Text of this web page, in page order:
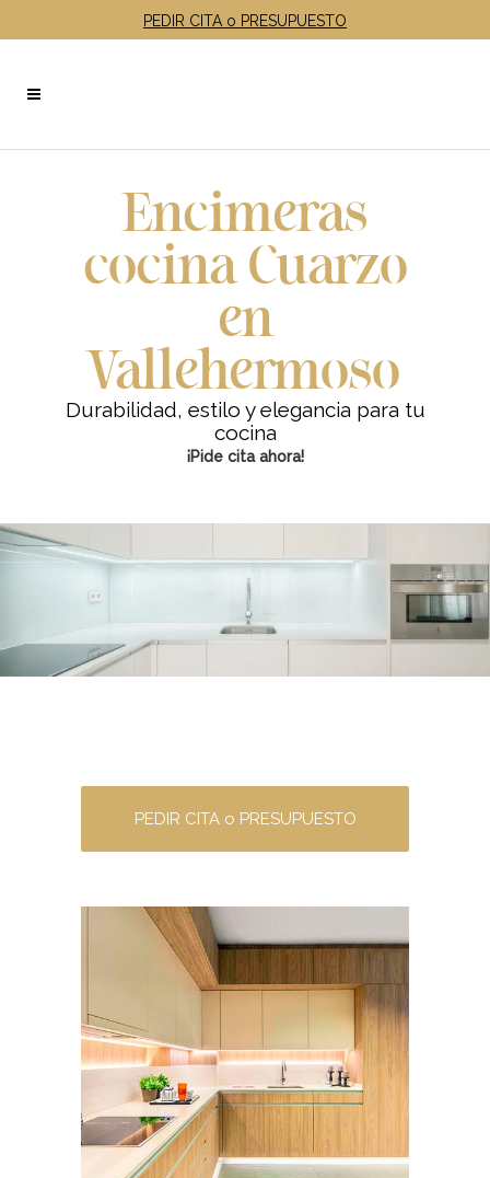
PEDIR CITA o PRESUPUESTO
Encimeras
cocina Cuarzo
en
Vallehermoso
Durabilidad, estilo y elegancia para tu
cocina
¡Pide cita ahora!
PEDIR CITA o PRESUPUESTO